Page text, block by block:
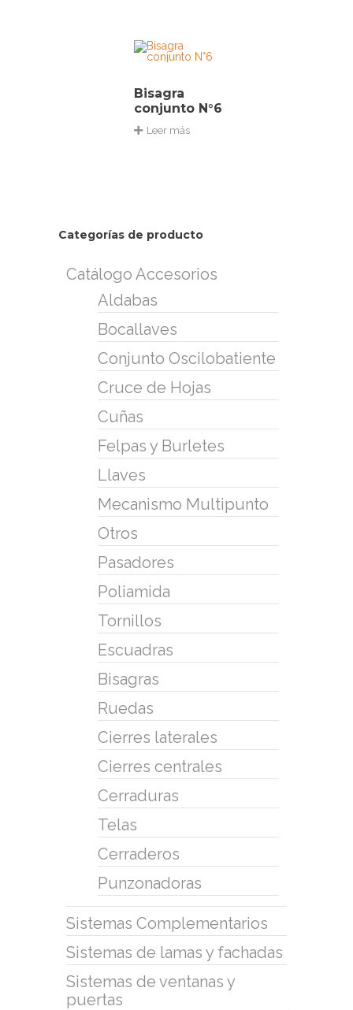
Bisagra
conjunto N°6
Leer más
Categorías de producto
Catálogo Accesorios
Aldabas
Bocallaves
Conjunto Oscilobatiente
Cruce de Hojas
Cuñas
Felpas y Burletes
Llaves
Mecanismo Multipunto
Otros
Pasadores
Poliamida
Tornillos
Escuadras
Bisagras
Ruedas
Cierres laterales
Cierres centrales
Cerraduras
Telas
Cerraderos
Punzonadoras
Sistemas Complementarios
Sistemas de lamas y fachadas
Sistemas de ventanas y
puertas